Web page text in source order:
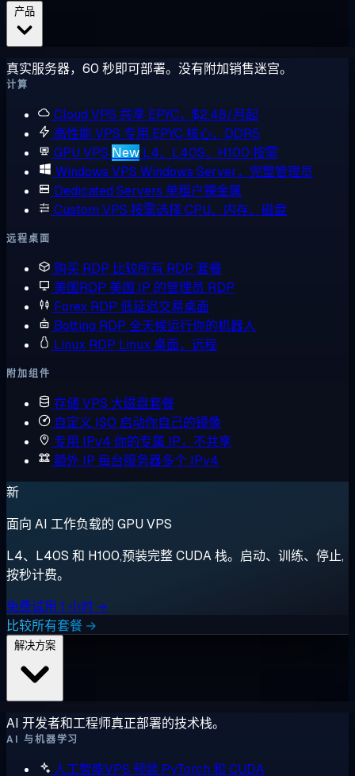
真实服务器，60 秒即可部署。没有附加销售迷宫。
计算
Cloud VPS 共享 EPYC，$2.48/月起
高性能 VPS 专用 EPYC 核心，DDR5
GPU VPS New L4、L40S、H100 按需
Windows VPS Windows Server，完整管理员
Dedicated Servers 单租户裸金属
Custom VPS 按需选择 CPU、内存、磁盘
远程桌面
购买 RDP 比较所有 RDP 套餐
美国RDP 美国 IP 的管理员 RDP
Forex RDP 低延迟交易桌面
Botting RDP 全天候运行你的机器人
Linux RDP Linux 桌面，远程
附加组件
存储 VPS 大磁盘套餐
自定义 ISO 启动你自己的镜像
专用 IPv4 你的专属 IP，不共享
额外 IP 每台服务器多个 IPv4
新
面向 AI 工作负载的 GPU VPS
L4、L40S 和 H100,预装完整 CUDA 栈。启动、训练、停止,
按秒计费。
免费试用 1 小时 →
比较所有套餐 →
AI 开发者和工程师真正部署的技术栈。
AI 与机器学习
人工智能VPS 预装 PyTorch 和 CUDA